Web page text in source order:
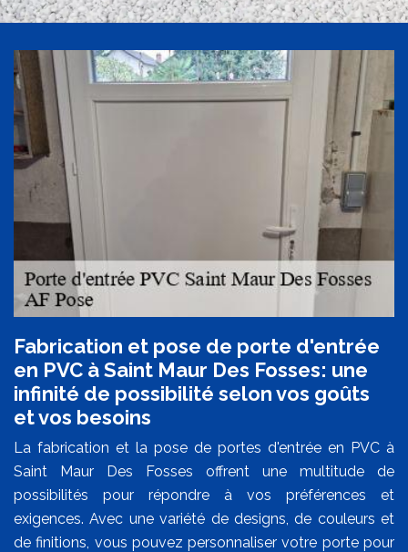
Fabrication et pose de porte d'entrée
en PVC à Saint Maur Des Fosses: une
infinité de possibilité selon vos goûts
et vos besoins
La fabrication et la pose de portes d'entrée en PVC à
Saint Maur Des Fosses offrent une multitude de
possibilités pour répondre à vos préférences et
exigences. Avec une variété de designs, de couleurs et
de finitions, vous pouvez personnaliser votre porte pour